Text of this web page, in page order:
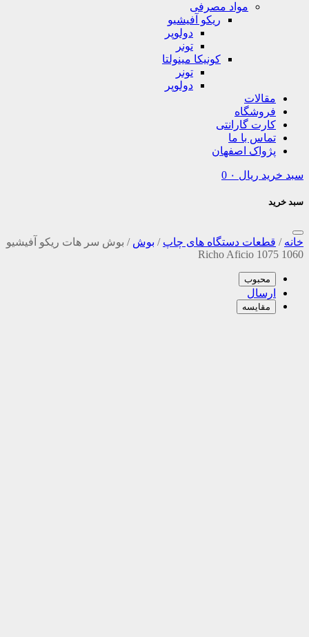
مواد مصرفی
ریکو آفیشیو
دولوپر
تونر
کونیکا مینولتا
تونر
دولوپر
مقالات
فروشگاه
کارت گارانتی
تماس با ما
پژواک اصفهان
سبد خرید ریال 0
سبد خرید
خانه / قطعات دستگاه های چاپ / بوش / بوش سر هات ریکو آفیشیو
1060 1075 Richo Aficio
محبوب
ارسال
مقایسه